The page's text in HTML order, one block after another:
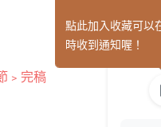
﹥完稿
點此加入收藏可以
時收到通知喔！